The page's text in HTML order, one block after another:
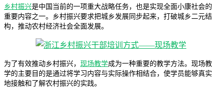
乡村振兴是中国当前的一项重大战略任务，也是实现全面小康社会的
重要内容之一。乡村振兴要求把城乡发展同步起来，打破城乡二元结
构，推动农村经济社会全面发展。
为了有效推动乡村振兴， 现场教学成为一种重要的教学方法。现场教
学的主要目的是通过将学习内容与实际操作相结合，使学员能够真实
地接触和了解农村振兴的实践。